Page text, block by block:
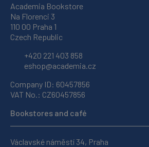
Academia Bookstore
Na Florenci 3
110 00 Praha 1
Czech Republic
+420 221 403 858
eshop@academia.cz
Company ID: 60457856
VAT No.: CZ60457856
Bookstores and café
Václavské náměstí 34, Praha